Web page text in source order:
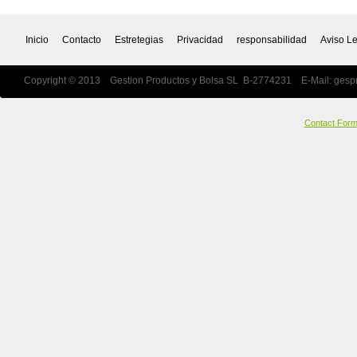
Inicio Contacto Estretegias Privacidad responsabilidad Aviso
Copyright © 2013 Gestion Productos y Bolsa SL B-2774231 E-Mail:
Contact Form